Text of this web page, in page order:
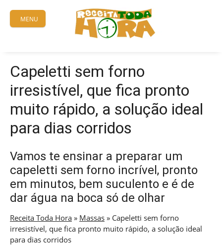
content
MENU
Capeletti sem forno
irresistível, que fica pronto
muito rápido, a solução ideal
para dias corridos
Vamos te ensinar a preparar um
capeletti sem forno incrível, pronto
em minutos, bem suculento e é de
dar água na boca só de olhar
Receita Toda Hora » Massas » Capeletti sem forno
irresistível, que fica pronto muito rápido, a solução ideal
para dias corridos